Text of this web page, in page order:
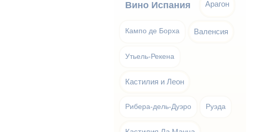
Вино Испания Арагон
Кампо де Борха Валенсия
Утьель-Рекена
Кастилия и Леон
Рибера-дель-Дуэро Руэда